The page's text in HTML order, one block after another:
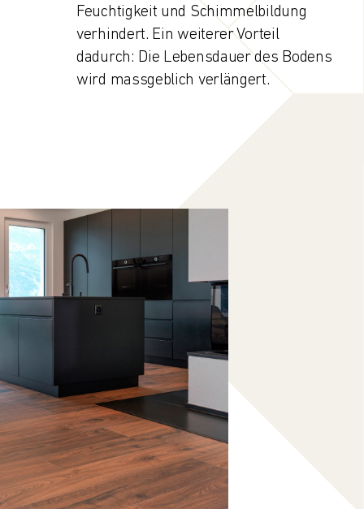
Feuchtigkeit und Schimmelbildung
verhindert. Ein weiterer Vorteil
dadurch: Die Lebensdauer des Bodens
wird massgeblich verlängert.